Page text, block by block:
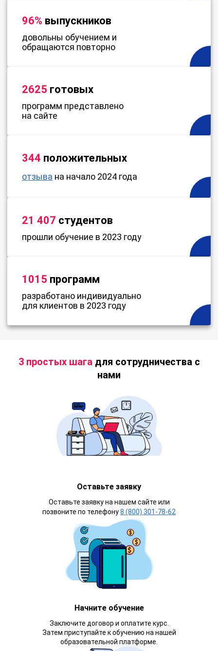
96% выпускников
довольны обучением и
обращаются повторно
2625 готовых
программ представлено
на сайте
344 положительных
отзыва на начало 2024 года
21 407 студентов
прошли обучение в 2023 году
1015 программ
разработано индивидуально
для клиентов в 2023 году
3 простых шагадля сотрудничества с
нами
Оставьте заявку
Оставьте заявку на нашем сайте или
позвоните по телефону8 (800) 301-78-62
Начните обучение
Заключите договор и оплатите курс.
Затем приступайте к обучению на нашей
образовательной платформе.